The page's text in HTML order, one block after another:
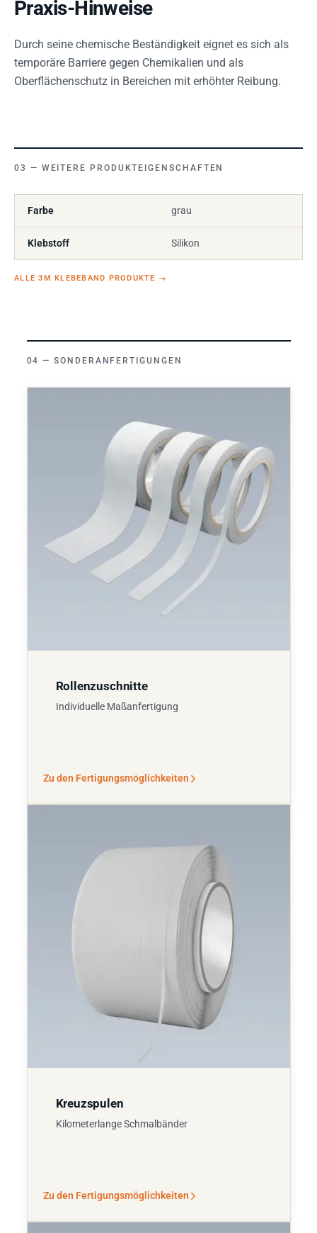
Praxis-Hinweise
Durch seine chemische Beständigkeit eignet es sich als
temporäre Barriere gegen Chemikalien und als
Oberflächenschutz in Bereichen mit erhöhter Reibung.
WEITERE PRODUKTEIGENSCHAFTEN
Farbe grau
Klebstoff Silikon
ALLE 3M KLEBEBAND PRODUKTE →
SONDERANFERTIGUNGEN
Rollenzuschnitte
Individuelle Maßanfertigung
Zu den Fertigungsmöglichkeiten
Kreuzspulen
Kilometerlange Schmalbänder
Zu den Fertigungsmöglichkeiten